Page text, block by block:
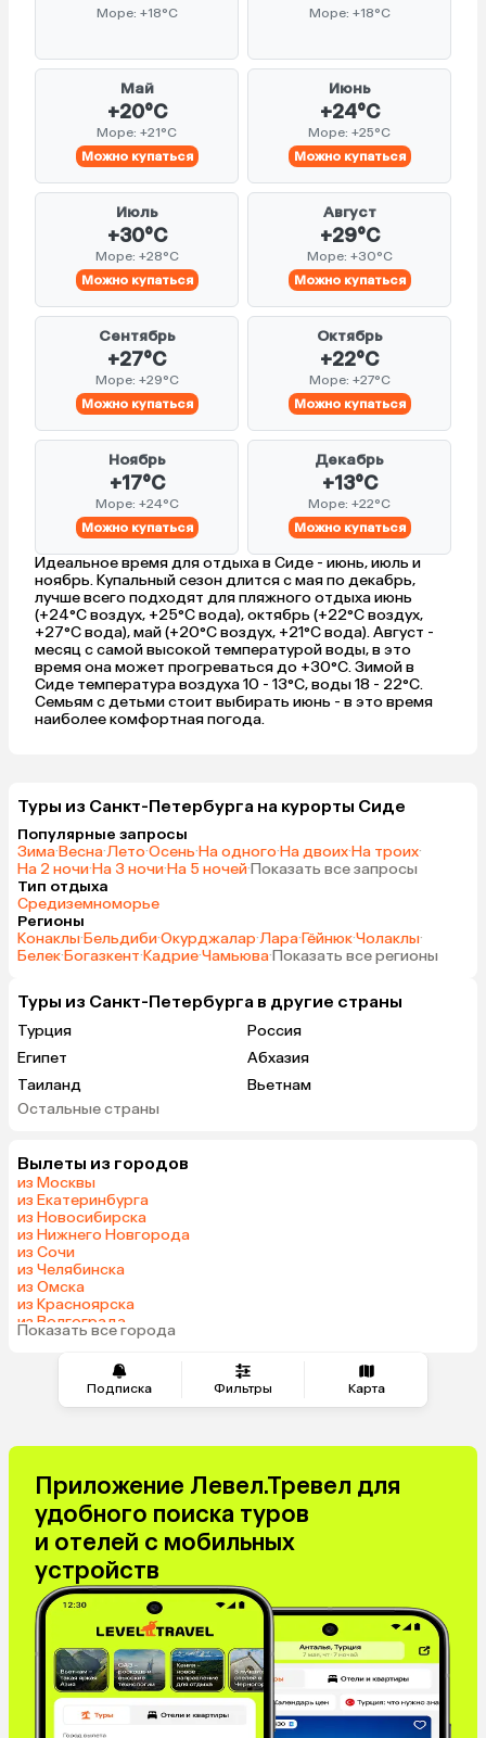
Подписка Фильтры Карта
Море: +18°C Море: +18°C
Май
+20°C
Море: +21°C
Можно купаться
Июнь
+24°C
Море: +25°C
Можно купаться
Июль
+30°C
Море: +28°C
Можно купаться
Август
+29°C
Море: +30°C
Можно купаться
Сентябрь
+27°C
Море: +29°C
Можно купаться
Октябрь
+22°C
Море: +27°C
Можно купаться
Ноябрь
+17°C
Море: +24°C
Можно купаться
Декабрь
+13°C
Море: +22°C
Можно купаться
Идеальное время для отдыха в Сиде - июнь, июль и
ноябрь. Купальный сезон длится с мая по декабрь,
лучше всего подходят для пляжного отдыха июнь
(+24°C воздух, +25°C вода), октябрь (+22°C воздух,
+27°C вода), май (+20°C воздух, +21°C вода). Август -
месяц с самой высокой температурой воды, в это
время она может прогреваться до +30°C. Зимой в
Сиде температура воздуха 10 - 13°C, воды 18 - 22°C.
Семьям с детьми стоит выбирать июнь - в это время
наиболее комфортная погода.
Туры из Санкт-Петербурга на курорты Сиде
Популярные запросы
Зима·Весна·Лето·Осень·На одного·На двоих·На троих·
На 2 ночи·На 3 ночи·На 5 ночей·Показать все запросы
Тип отдыха
Средиземноморье
Регионы
Конаклы·Бельдиби·Окурджалар·Лара·Гёйнюк·Чолаклы·
Белек·Богазкент·Кадрие·Чамьюва·Показать все регионы
Туры из Санкт-Петербурга в другие страны
Турция
Россия
Египет
Абхазия
Таиланд
Вьетнам
ОАЭ
Саудовская Аравия
Остальные страны
Вылеты из городов
из Москвы
из Екатеринбурга
из Новосибирска
из Нижнего Новгорода
из Сочи
из Челябинска
из Омска
из Красноярска
из Волгограда
Показать все города
Приложение Левел.Тревел для
удобного поиска туров
и отелей с мобильных
устройств